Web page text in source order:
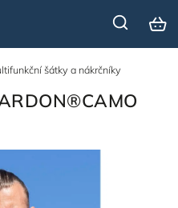
šátky a nákrčníky